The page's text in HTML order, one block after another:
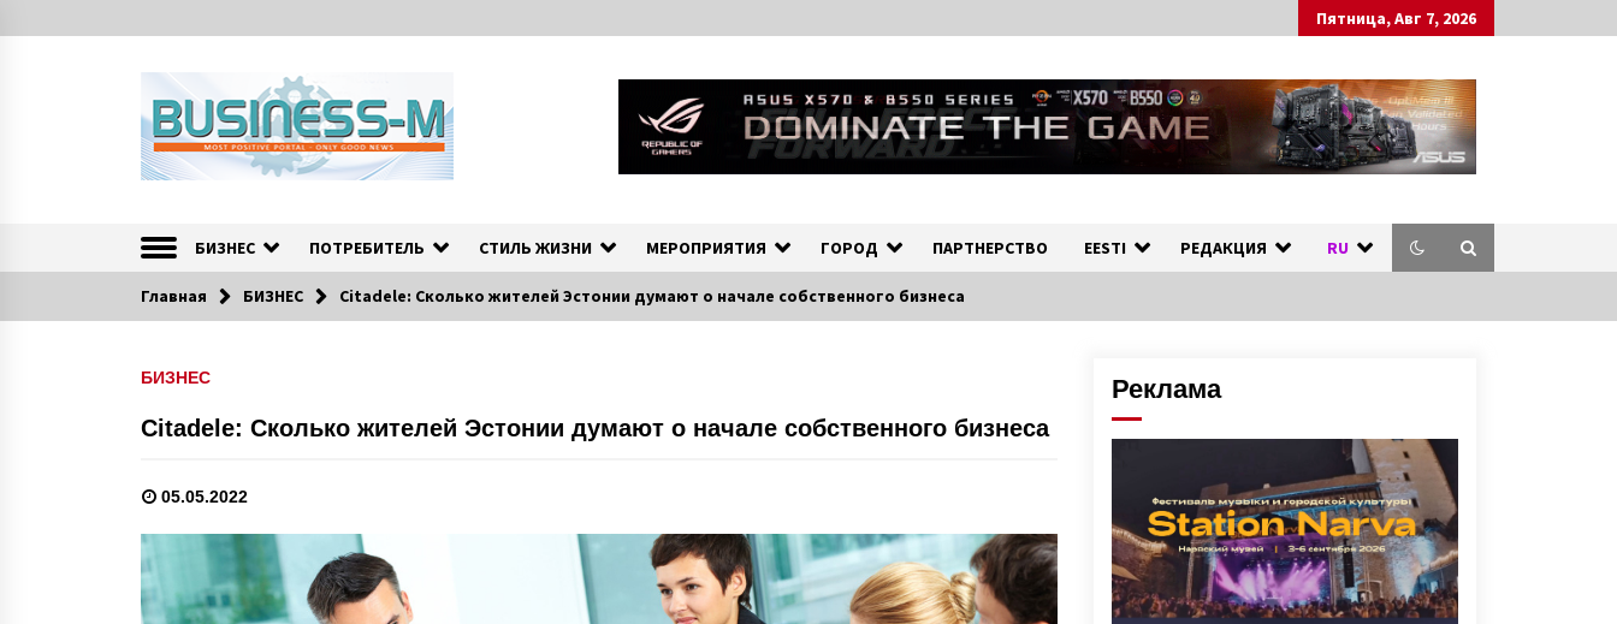
k
Пятница, Авг 7, 2026
БИЗНЕС ПОТРЕБИТЕЛЬ СТИЛЬ ЖИЗНИ МЕРОПРИЯТИЯ ГОРОД ПАРТНЕРСТВО EESTI РЕДАКЦИЯ RU
Главная БИЗНЕС Citadele: Сколько жителей Эстонии думают о начале собственного бизнеса
БИЗНЕС
Citadele: Сколько жителей Эстонии думают о начале собственного бизнеса
05.05.2022
Реклама